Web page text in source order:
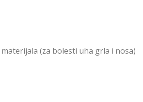
(za bolesti uha grla i nosa)